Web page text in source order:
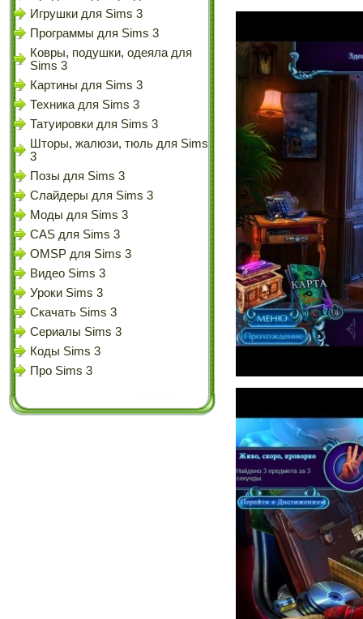
Игрушки для Sims 3
Программы для Sims 3
Ковры, подушки, одеяла для
Sims 3
Картины для Sims 3
Техника для Sims 3
Татуировки для Sims 3
Шторы, жалюзи, тюль для Sims
3
Позы для Sims 3
Слайдеры для Sims 3
Моды для Sims 3
CAS для Sims 3
OMSP для Sims 3
Видео Sims 3
Уроки Sims 3
Скачать Sims 3
Сериалы Sims 3
Коды Sims 3
Про Sims 3